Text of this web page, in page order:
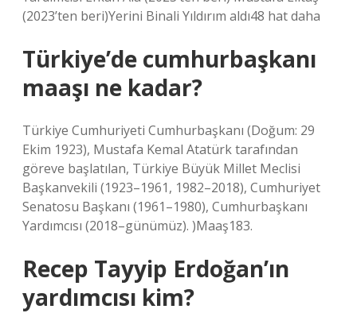
(2023’ten beri)Yerini Binali Yıldırım aldı48 hat daha
Türkiye’de cumhurbaşkanı
maaşı ne kadar?
Türkiye Cumhuriyeti Cumhurbaşkanı (Doğum: 29
Ekim 1923), Mustafa Kemal Atatürk tarafından
göreve başlatılan, Türkiye Büyük Millet Meclisi
Başkanvekili (1923–1961, 1982–2018), Cumhuriyet
Senatosu Başkanı (1961–1980), Cumhurbaşkanı
Yardımcısı (2018–günümüz). )Maaş183.
Recep Tayyip Erdoğan’ın
yardımcısı kim?